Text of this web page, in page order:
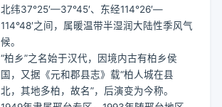
北纬37°25′—37°45′、东经114°26′—
114°48′之间，属暖温带半湿润大陆性季风气
候。
“柏乡”之名始于汉代，因境内古有柏乡侯
国，又据《元和郡县志》载“柏人城在县
北，其地多柏，故名”，后演变为今称。